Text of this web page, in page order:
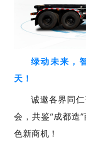
绿动未来，
天！
诚邀各界同
会 ，共鉴“成都造”
色新商机！